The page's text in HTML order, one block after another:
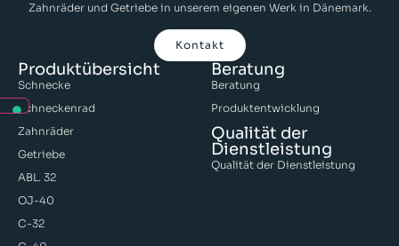
Zahnräder und Getriebe in unserem eigenen Werk in Dänemark.
Kontakt
Produktübersicht
Schnecke
Schneckenrad
Zahnräder
Getriebe
ABL. 32
OJ-40
C-32
Beratung
Beratung
Produktentwicklung
Qualität der
Dienstleistung
Qualität der Dienstleistung